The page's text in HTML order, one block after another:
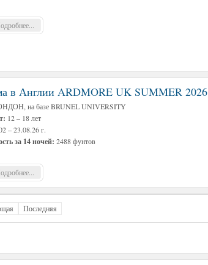
в Англии ARDMORE UK SUMMER 2026
на базе BRUNEL UNIVERSITY
12 – 18 лет
– 23.08.26 г.
за 14 ночей: 2488 фунтов
Последняя